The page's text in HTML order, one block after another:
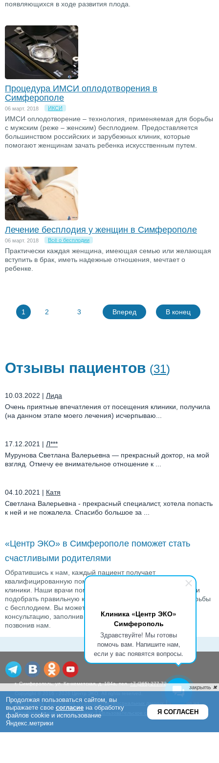
Клиника «Центр ЭКО»
Симферополь
Здравствуйте! Мы готовы
помочь вам. Напишите нам,
если у вас появятся вопросы.
появляющихся в ходе развития плода.
Процедура ИМСИ оплодотворения в
Симферополе
06 март. 2018 ИКСИ
ИМСИ оплодотворение – технология, применяемая для борьбы
с мужским (реже – женским) бесплодием. Предоставляется
большинством российских и зарубежных клиник, которые
помогают женщинам зачать ребенка искусственным путем.
Лечение бесплодия у женщин в Симферополе
06 март. 2018 Всё о бесплодии
Практически каждая женщина, имеющая семью или желающая
вступить в брак, иметь надежные отношения, мечтает о
ребенке.
1 2 3 Вперед В конец
Отзывы пациентов (31)
10.03.2022 | Лида
Очень приятные впечатления от посещения клиники, получила
(на данном этапе моего лечения) исчерпываю...
17.12.2021 | Л***
Мурунова Светлана Валерьевна — прекрасный доктор, на мой
взгляд. Отмечу ее внимательное отношение к ...
04.10.2021 | Катя
Светлана Валерьевна - прекрасный специалист, хотела попасть
к ней и не пожалела. Спасибо большое за ...
«Центр ЭКО» в Симферополе поможет стать
счастливыми родителями
Обратившись к нам, каждый пациент получает
квалифицированную помощь от ведущих специалистов
клиники. Наши врачи помогут выявить истинную проблему и
подобрать правильную комбинацию ВРТ-программ для борьбы
с бесплодием. Вы можете записаться на индивидуальную
консультацию, заполнив
форму для записина сайте или
позвонив нам.
г. Симферополь, ул. Кечкеметская, д. 184а, тел.+7 (365) 277-72-45
Карта сайта |Положение об обработке персональных данных
обработку персональных данных
| Пользовательское соглашение